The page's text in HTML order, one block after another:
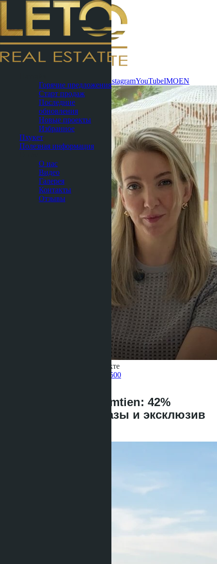
WhatsApp InstagramYouTubeIMOEN
Горячие предложения
Старт продаж
Последние
обновления
Новые проекты
Избранное
Пхукет
Полезная информация
О нас
Видео
Галерея
Контакты
Отзывы
Получить информацию об объекте
+66 80 006 4500
Skypark Lucean Jomtien: 42%
продаж первой фазы и эксклюзив